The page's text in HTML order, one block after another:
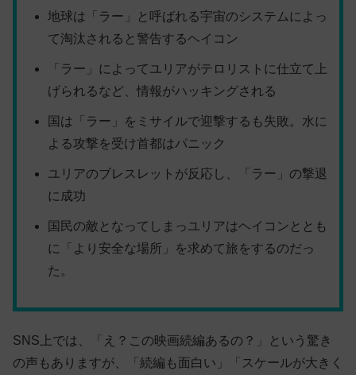
地球は「ラー」と呼ばれる宇宙のシステムによっ
て淘汰されると警告するヘイコン
「ラー」によってユリアがテロリストに仕立て上
げられるなど、情報がハッキングされる
国は「ラー」をミサイルで迎撃するも失敗。水に
よる攻撃を受け首都はパニック
ユリアのブレスレットが反応し、「ラー」の撃退
に成功
国民の敵となってしまっユリアはヘイコンととも
に「より安全な場所」を求めて旅をするのだっ
た。
SNS上では、「え？この映画続編あるの？」という驚き
の声もありますが、「続編も面白い」「スケールが大きく